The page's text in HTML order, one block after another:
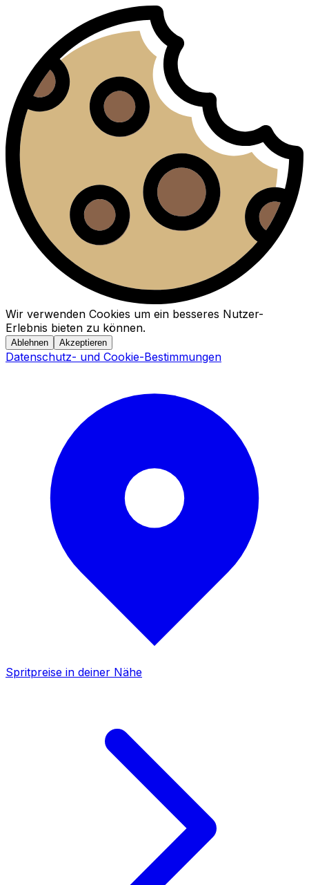
Wir verwenden Cookies um ein besseres Nutzer-
Erlebnis bieten zu können.
Ablehnen Akzeptieren
Datenschutz- und Cookie-Bestimmungen
Spritpreise in deiner Nähe